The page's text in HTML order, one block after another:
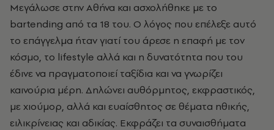
Μεγάλωσε στην Αθήνα και ασχολήθηκε με το
bartending από τα 18 του. Ο λόγος που επέλεξε αυτό
το επάγγελμα ήταν γιατί του άρεσε η επαφή με τον
κόσμο, το lifestyle αλλά και η δυνατότητα που του
έδινε να πραγματοποιεί ταξίδια και να γνωρίζει
καινούρια μέρη. Δηλώνει αυθόρμητος, εκφραστικός,
με χιούμορ, αλλά και ευαίσθητος σε θέματα ηθικής,
ειλικρίνειας και αδικίας. Εκφράζει τα συναισθήματα